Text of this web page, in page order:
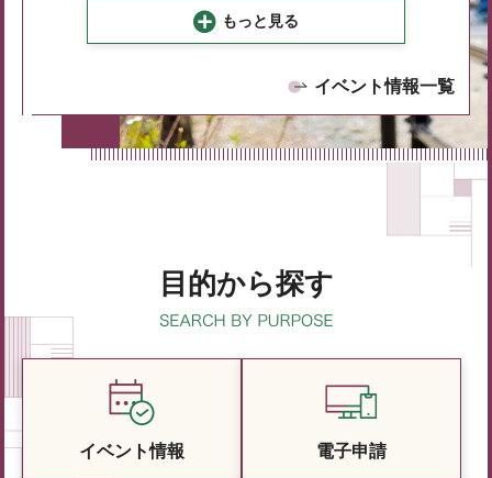
もっと見る
イベント情報一覧
目的から探す
イベント情報 電子申請